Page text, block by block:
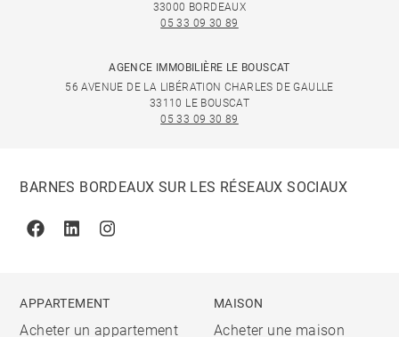
33000 BORDEAUX
05 33 09 30 89
AGENCE IMMOBILIÈRE LE BOUSCAT
56 AVENUE DE LA LIBÉRATION CHARLES DE GAULLE
33110 LE BOUSCAT
05 33 09 30 89
BARNES BORDEAUX SUR LES RÉSEAUX SOCIAUX
FacebookLinkedinInstagram
APPARTEMENT
Acheter un appartement
MAISON
Acheter une maison